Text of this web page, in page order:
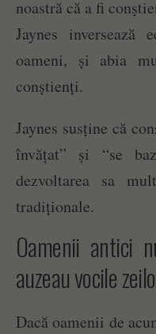
noastră că a fi
Jaynes
oameni, și abia
conștienți.
Jaynes susține că
învățat” și “se
dezvoltarea sa
tradiționale.
Oamenii antici
auzeau vocile
Dacă oamenii de